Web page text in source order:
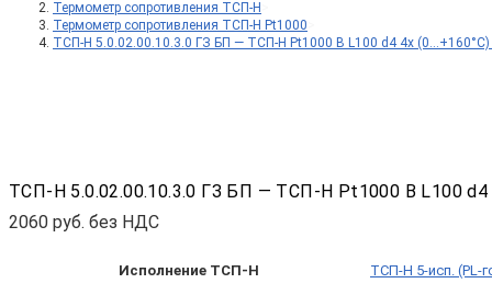
Термометр сопротивления ТСП-Н
Термометр сопротивления ТСП-Н Pt1000
ТСП-Н 5.0.02.00.10.3.0 ГЗ БП — ТСП-Н Pt1000 B L100 d4 4x
ТСП-Н 5.0.02.00.10.3.0 ГЗ БП — ТСП-Н Pt1000 B L100
2060 руб. без НДС
Исполнение ТСП-Н ТСП-Н 5-исп. (PL-